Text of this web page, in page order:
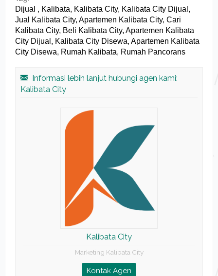
Dijual , Kalibata, Kalibata City, Kalibata City Dijual,
Jual Kalibata City, Apartemen Kalibata City, Cari
Kalibata City, Beli Kalibata City, Apartemen Kalibata
City Dijual, Kalibata City Disewa, Apartemen Kalibata
City Disewa, Rumah Kalibata, Rumah Pancorans
Informasi lebih lanjut hubungi agen kami:
Kalibata City
Kalibata City
Marketing Kalibata City
Kontak Agen